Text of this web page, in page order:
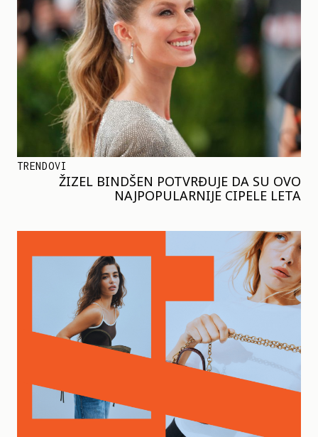
TRENDOVI
ŽIZEL BINDŠEN POTVRĐUJE DA SU OVO
NAJPOPULARNIJE CIPELE LETA